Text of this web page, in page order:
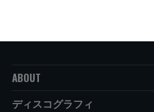
ABOUT
ディスコグラフィ